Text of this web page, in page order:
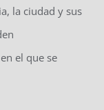
la ciudad y sus
el que se